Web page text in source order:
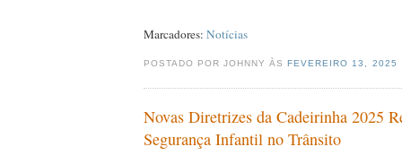
Marcadores: Notícias
POSTADO POR JOHNNY ÀSFEVEREIRO 13, 2025
Novas Diretrizes da Cadeirinha 2025
Segurança Infantil no Trânsito